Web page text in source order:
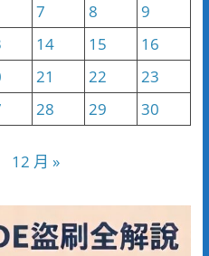
7 8
9
14 15
16
21 22
23
28 29 30
12 月 »